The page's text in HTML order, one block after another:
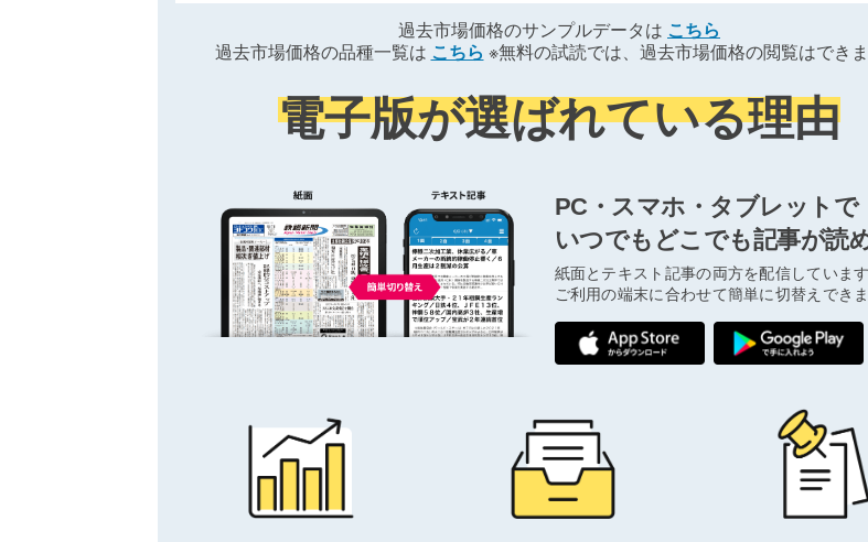
過去市場価格のサンプルデータは こちら
過去市場価格の品種一覧は こちら ※無料の試読では、過去市場価格の閲覧はでき
電子版が選ばれている理由
PC・スマホ・タブレットで
いつでもどこでも記事が読
紙面とテキスト記事の両方を配信しています
ご利用の端末に合わせて簡単に切替えできま